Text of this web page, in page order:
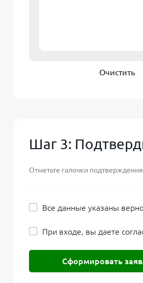
Очистить
Шаг 3:
Отметьте галочки
Все данные указаны
При входе, вы даете
Сформировать